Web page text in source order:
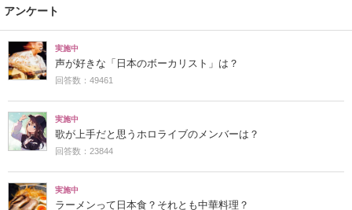
アンケート
実施中
声が好きな「日本のボーカリスト」は？
回答数：49461
実施中
歌が上手だと思うホロライブのメンバーは？
回答数：23844
実施中
ラーメンって日本食？それとも中華料理？